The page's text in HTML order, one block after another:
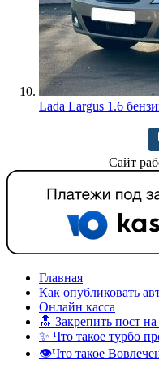
Lada Largus 1.6
Сайт
Главная
Как опубликовать
Онлайн касса
🔝 Закрепить пост на
✨ Что такое турбо
👁️Что такое